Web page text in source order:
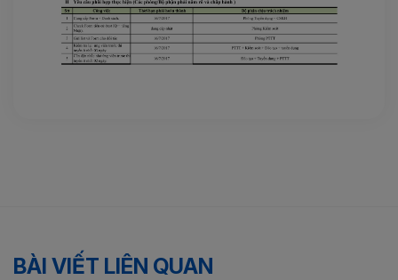
BÀI VIẾT LIÊN QUAN